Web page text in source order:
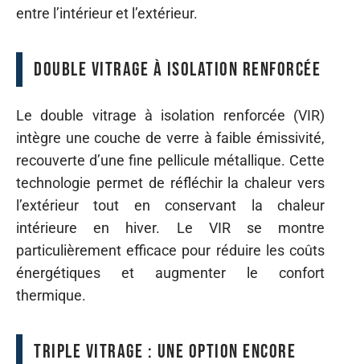
entre l’intérieur et l’extérieur.
Double vitrage à isolation renforcée
Le double vitrage à isolation renforcée (VIR)
intègre une couche de verre à faible émissivité,
recouverte d’une fine pellicule métallique. Cette
technologie permet de réfléchir la chaleur vers
l’extérieur tout en conservant la chaleur
intérieure en hiver. Le VIR se montre
particulièrement efficace pour réduire les coûts
énergétiques et augmenter le confort
thermique.
Triple vitrage : une option encore